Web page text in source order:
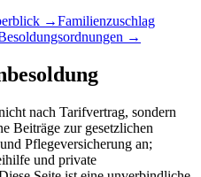
→Familienzuschlag
→
nach Tarifvertrag, sondern
Beiträge zur gesetzlichen
Pflegeversicherung an;
und private